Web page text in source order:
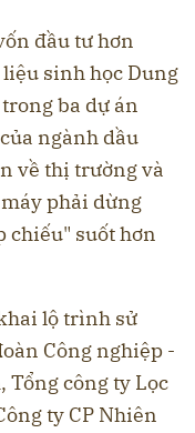
đầu tư hơn
sinh học Dung
ba dự án
ngành dầu
về thị trường và
phải dừng
chiếu" suốt hơn
lộ trình sử
Công nghiệp -
Tổng công ty Lọc
ty CP Nhiên